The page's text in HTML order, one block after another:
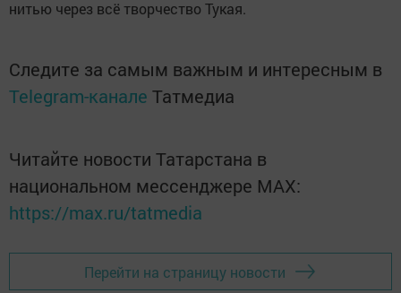
нитью через всё творчество Тукая.
Следите за самым важным и интересным в
Telegram-канале Татмедиа
Читайте новости Татарстана в
национальном мессенджере MАХ:
https://max.ru/tatmedia
Перейти на страницу новости